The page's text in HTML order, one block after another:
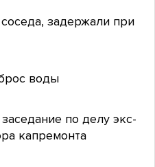
задержали при
воды
по делу экс-
капремонта